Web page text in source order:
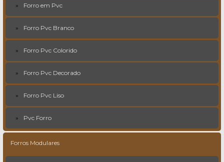
Forro em Pvc
Forro Pvc Branco
Forro Pvc Colorido
Forro Pvc Decorado
Forro Pvc Liso
Pvc Forro
Forros Modulares